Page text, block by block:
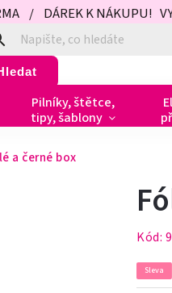
/ DÁREK K NÁKUPU!
Pilníky, štětce,
tipy, šablony
a černé box
Kód:
Sleva